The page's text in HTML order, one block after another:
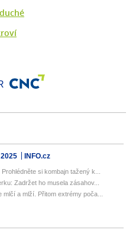
INFO.cz
si kombajn tažený k...
Zadržet ho musela zásahov...
a mlží. Přitom extrémy poča...